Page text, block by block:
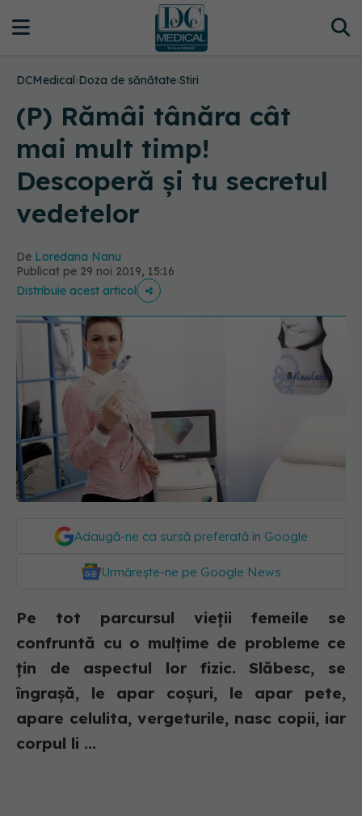
DCMedical›Doza de sănătate›Stiri
(P) Rămâi tânăra cât
mai mult timp!
Descoperă și tu secretul
vedetelor
De Loredana Nanu
Publicat pe 29 noi 2019, 15:16
Distribuie acest articol
Adaugă-ne ca sursă preferată în Google
Urmărește-ne pe Google News
Pe tot parcursul vieții femeile se
confruntă cu o mulțime de probleme ce
țin de aspectul lor fizic. Slăbesc, se
îngrașă, le apar coșuri, le apar pete,
apare celulita, vergeturile, nasc copii, iar
corpul li ...